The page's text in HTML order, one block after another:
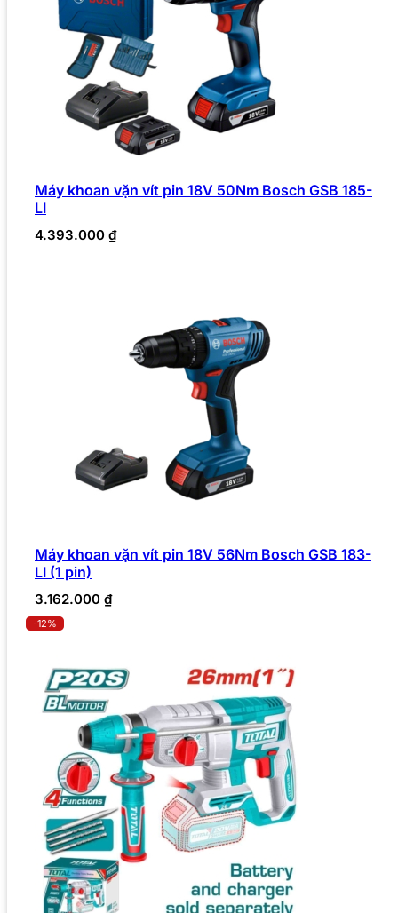
Máy khoan vặn vít pin 18V 50Nm Bosch GSB 185-
LI
4.393.000 ₫
Máy khoan vặn vít pin 18V 56Nm Bosch GSB 183-
LI (1 pin)
3.162.000 ₫
-12%